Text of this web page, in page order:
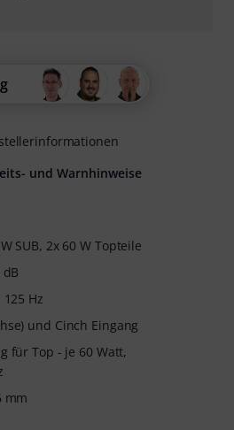
SUB, 2x 60 W Topteile
Hz
und Cinch Eingang
für Top - je 60 Watt,
mm
und Warnhinweise